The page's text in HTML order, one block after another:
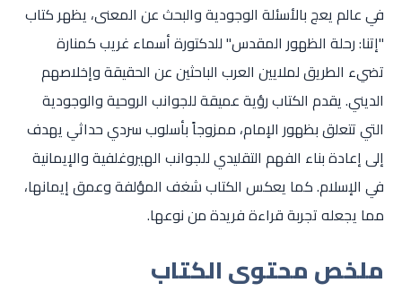
في عالم يعج بالأسئلة الوجودية والبحث عن المعنى، يظهر كتاب
"إتنا: رحلة الظهور المقدس" للدكتورة أسماء غريب كمنارة
تضيء الطريق لملايين العرب الباحثين عن الحقيقة وإخلاصهم
الديني. يقدم الكتاب رؤية عميقة للجوانب الروحية والوجودية
التي تتعلق بظهور الإمام، ممزوجاً بأسلوب سردي حداثي يهدف
إلى إعادة بناء الفهم التقليدي للجوانب الهيروغلفية والإيمانية
في الإسلام. كما يعكس الكتاب شغف المؤلفة وعمق إيمانها،
مما يجعله تجربة قراءة فريدة من نوعها.
ملخص محتوى الكتاب